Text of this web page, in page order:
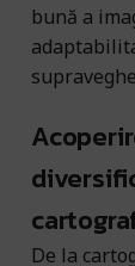
bună a
De la